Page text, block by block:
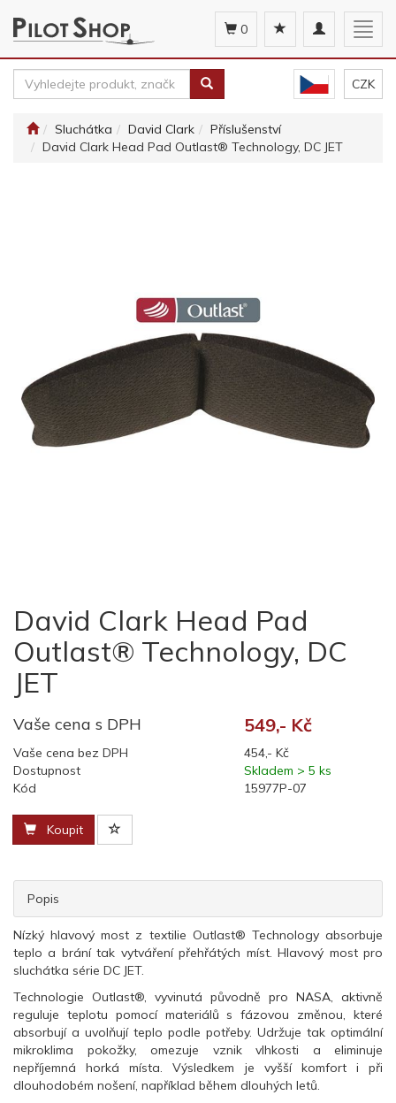
Toggle
navigation
0
CZK
Sluchátka David Clark
Příslušenství
David Clark Head Pad Outlast® Technology, DC JET
David Clark Head Pad
Outlast® Technology, DC
JET
Vaše cena s DPH 549,- Kč
Vaše cena bez DPH
454,- Kč
Dostupnost
Skladem > 5 ks
Kód
15977P-07
Koupit
Popis
Nízký hlavový most z textilie Outlast® Technology absorbuje
teplo a brání tak vytváření přehřátých míst. Hlavový most pro
sluchátka série DC JET.
Technologie Outlast®, vyvinutá původně pro NASA, aktivně
reguluje teplotu pomocí materiálů s fázovou změnou, které
absorbují a uvolňují teplo podle potřeby. Udržuje tak optimální
mikroklima pokožky, omezuje vznik vlhkosti a eliminuje
nepříjemná horká místa. Výsledkem je vyšší komfort i při
dlouhodobém nošení, například během dlouhých letů.